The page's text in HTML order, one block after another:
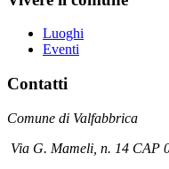
Luoghi
Eventi
Contatti
Comune di Valfabbrica
Via G. Mameli, n. 14 CAP